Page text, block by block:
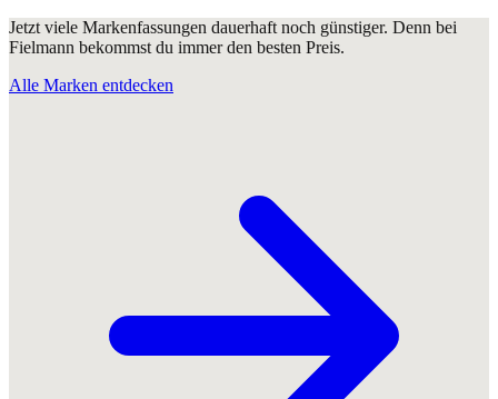
Jetzt viele Markenfassungen dauerhaft noch günstiger. Denn bei
Fielmann bekommst du immer den besten Preis.
Alle Marken entdecken